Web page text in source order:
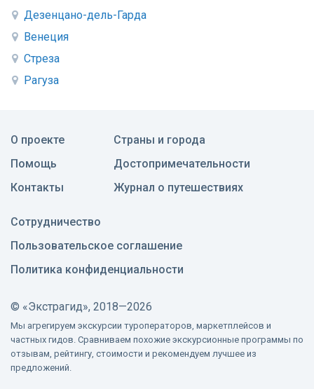
Дезенцано-дель-Гарда
Венеция
Стреза
Рагуза
О проекте
Помощь
Контакты
Страны и города
Достопримечательности
Журнал о путешествиях
Сотрудничество
Пользовательское соглашение
Политика конфиденциальности
© «Экстрагид», 2018—2026
Мы агрегируем экскурсии туроператоров, маркетплейсов и
частных гидов. Сравниваем похожие экскурсионные программы по
отзывам, рейтингу, стоимости и рекомендуем лучшее из
предложений.